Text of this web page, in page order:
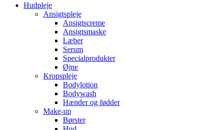
Hudpleje
Ansigtspleje
Ansigtscreme
Ansigtsmaske
Læber
Serum
Specialprodukter
Øjne
Kropspleje
Bodylotion
Bodywash
Hænder og fødder
Make-up
Børster